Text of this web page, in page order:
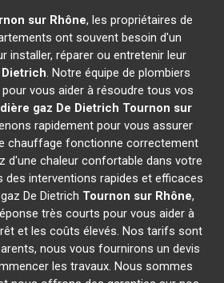
sur Rhône, les propriétaires de
ont souvent besoin d'un
installer, réparer ou entretenir leur
. Notre équipe de plombiers
vous aider à résoudre tous vos
gaz De Dietrich Tournon sur
rapidement pour vous assurer
chauffage fonctionne correctement
d'une chaleur confortable dans votre
interventions rapides et efficaces
De Dietrich Tournon sur Rhône,
très courts pour vous aider à
et les coûts élevés. Nos tarifs sont
nous vous fournirons un devis
les travaux. Nous sommes